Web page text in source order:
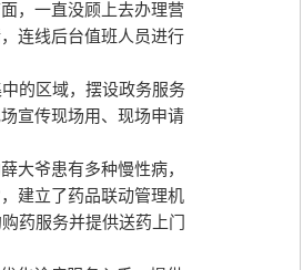
，一直没顾上去办理营
连线后台值班人员进行
的区域，摆设政务服务
宣传现场用、现场申请
爷患有多种慢性病，
建立了药品联动管理机
药服务并提供送药上门